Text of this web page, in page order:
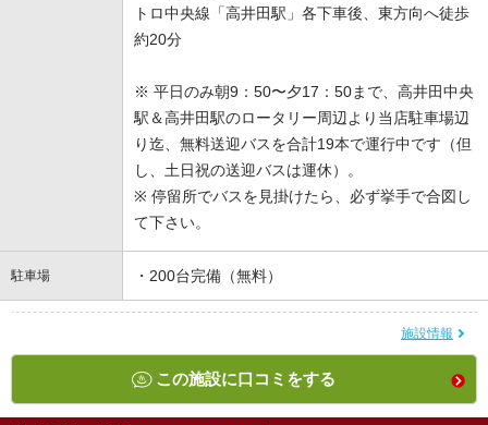
トロ中央線「高井田駅」各下車後、東方向へ徒歩
約20分
※ 平日のみ朝9：50〜夕17：50まで、高井田中央
駅＆高井田駅のロータリー周辺より当店駐車場辺
り迄、無料送迎バスを合計19本で運行中です（但
し、土日祝の送迎バスは運休）。
※ 停留所でバスを見掛けたら、必ず挙手で合図し
て下さい。
駐車場 ・200台完備（無料）
施設情報
この施設に口コミをする